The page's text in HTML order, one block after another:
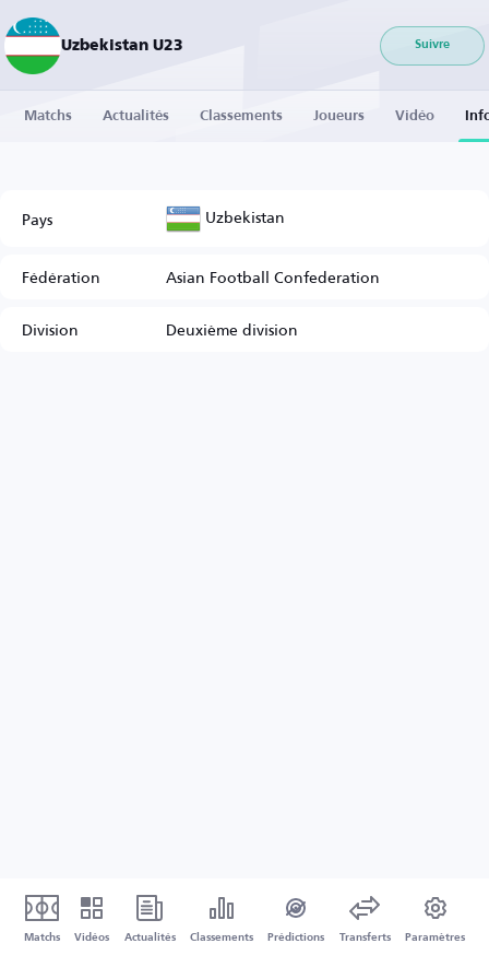
Uzbekistan U23 Suivre
Matchs Actualités Classements Joueurs Vidéo
Pays Uzbekistan
Fédération
Asian Football Confederation
Division
Deuxième division
Matchs Vidéos Actualités Classements Prédictions Transferts Paramètres